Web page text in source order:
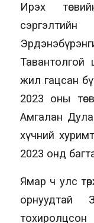
Ирэх
Тавантолгой
жил гацсан
2023 оны
Амгалан
хүчний
2023 онд
Ямар ч улс
орнуудтай
тохиролцсон